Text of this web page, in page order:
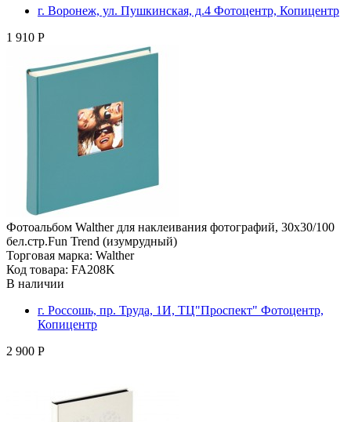
г. Воронеж, ул. Пушкинская, д.4 Фотоцентр, Копицентр
1 910 Р
Фотоальбом Walther для наклеивания фотографий, 30x30/100
бел.стр.Fun Trend (изумрудный)
Торговая марка: Walther
Код товара: FA208K
В наличии
г. Россошь, пр. Труда, 1И, ТЦ"Проспект" Фотоцентр,
Копицентр
2 900 Р